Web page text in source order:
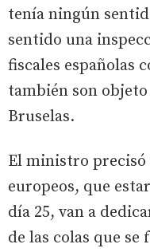
tenía ningún
sentido una
fiscales españolas
también son
Bruselas.
El ministro precisó
europeos, que
día 25, van a
de las colas que se